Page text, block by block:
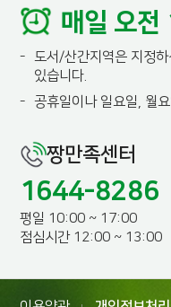
매일 오
-
도서/산간지역은 지정
있습니다.
-
공휴일이나 일요일, 월
짱만족센터
1644-8286
평일 10:00 ~ 17:00
점심시간 12:00 ~ 13:00